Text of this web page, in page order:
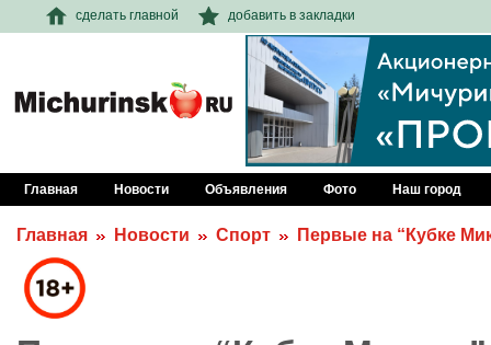
сделать главной добавить в закладки
Главная Новости Объявления Фото Наш город
Главная Новости Спорт Первые на “Кубке